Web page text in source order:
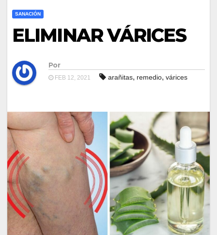
SANACIÓN
ELIMINAR VÁRICES
Por
FEB 12, 2021 arañitas, remedio, várices